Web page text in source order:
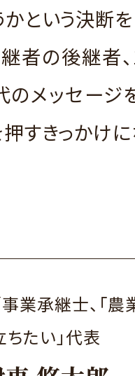
かという決断
者の後継者
メッセージ
押すきっかけ
業承継士、「農
ちたい」代表